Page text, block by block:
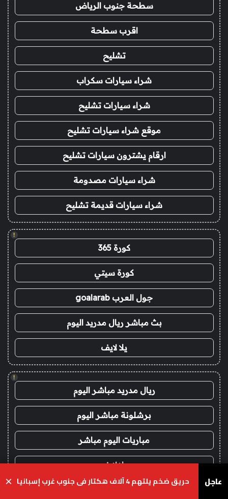
سطحة جنوب الرياض
اقرب سطحة
تشليح
شراء سيارات سكراب
شراء سيارات تشليح
موقع شراء سيارات تشليح
ارقام يشترون سيارات تشليح
شراء سيارات مصدومة
شراء سيارات قديمة تشليح
!
كورة 365
كورة سيتي
جول العرب goalarab
بث مباشر ريال مدريد اليوم
يلا لايف
!
ريال مدريد مباشر اليوم
برشلونة مباشر اليوم
مباريات اليوم مباشر
يلا لايف
عاجل حريق ضخم يلتهم 4 آلاف هكتار في جنوب غرب إسبانيا ×